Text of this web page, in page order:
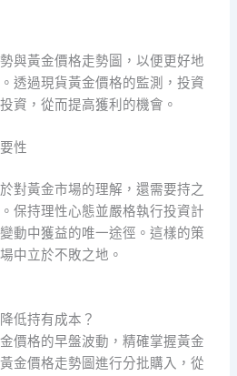
與黃金價格走勢圖，以便更好地
透過現貨黃金價格的監測，投資
資，從而提高獲利的機會。
性
對黃金市場的理解，還需要持之
保持理性心態並嚴格執行投資計
動中獲益的唯一途徑。這樣的策
中立於不敗之地。
低持有成本？
價格的早盤波動，精確掌握黃金
金價格走勢圖進行分批購入，從